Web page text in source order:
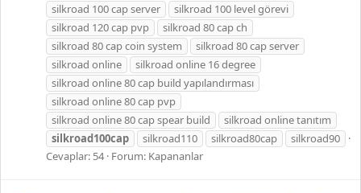
silkroad 100 cap server
silkroad 100 level görevi
silkroad 120 cap pvp
silkroad 80 cap ch
silkroad 80 cap coin system
silkroad 80 cap server
silkroad online
silkroad online 16 degree
silkroad online 80 cap build yapılandırması
silkroad online 80 cap pvp
silkroad online 80 cap spear build
silkroad online tanıtım
silkroad100cap
silkroad110 silkroad80cap
silkroad90
Cevaplar: 54 Forum: Kapananlar